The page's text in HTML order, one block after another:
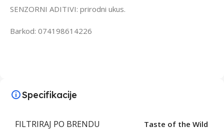
SENZORNI ADITIVI: prirodni ukus.
Barkod: 074198614226
Specifikacije
FILTRIRAJ PO BRENDU Taste of the Wild